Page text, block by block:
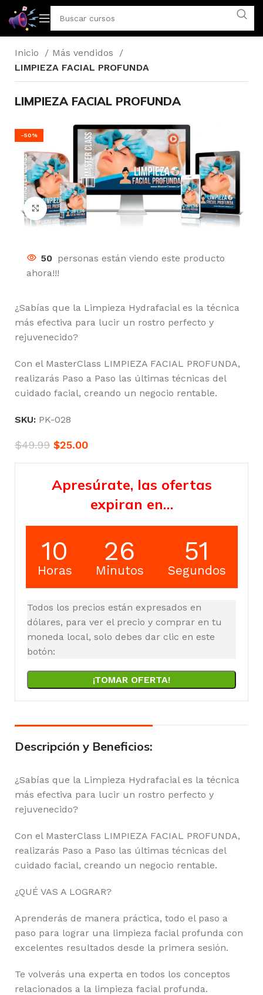
Inicio
Más vendidos
LIMPIEZA FACIAL PROFUNDA
LIMPIEZA FACIAL PROFUNDA
-50%
Click to enlarge
50 personas están viendo este producto
ahora!!!
¿Sabías que la Limpieza Hydrafacial es la técnica
más efectiva para lucir un rostro perfecto y
rejuvenecido?
Con el MasterClass LIMPIEZA FACIAL PROFUNDA,
realizarás Paso a Paso las últimas técnicas del
cuidado facial, creando un negocio rentable.
SKU: PK-028
$49.99 $25.00
Apresúrate, las ofertas
expiran en…
10
Horas
26
Minutos
50
Segundos
Todos los precios están expresados en
dólares, para ver el precio y comprar en tu
moneda local, solo debes dar clic en este
botón:
¡TOMAR OFERTA!
Descripción y Beneficios:
¿Sabías que la Limpieza Hydrafacial es la técnica
más efectiva para lucir un rostro perfecto y
rejuvenecido?
Con el MasterClass LIMPIEZA FACIAL PROFUNDA,
realizarás Paso a Paso las últimas técnicas del
cuidado facial, creando un negocio rentable.
¿QUÉ VAS A LOGRAR?
Aprenderás de manera práctica, todo el paso a
paso para lograr una limpieza facial profunda con
excelentes resultados desde la primera sesión.
Te volverás una experta en todos los conceptos
relacionados a la limpieza facial profunda.